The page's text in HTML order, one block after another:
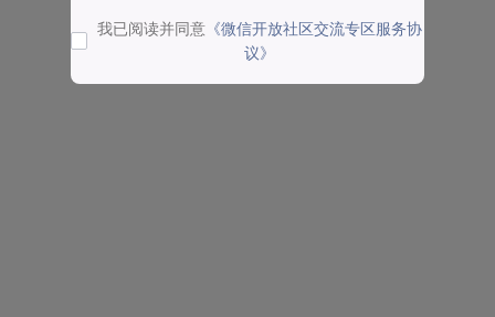
我已阅读并同意 《微信开放社区交流专区服务协
议》